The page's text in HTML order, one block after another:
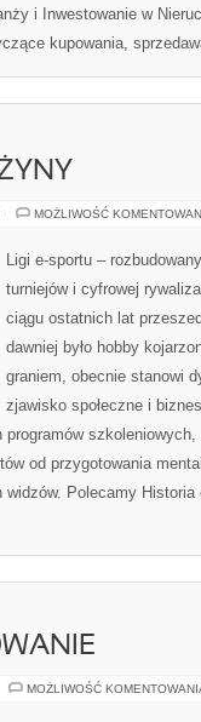
i Inwestowanie w
kupowania,
MOŻLIWOŚĆ
Ligi e-sportu –
turniejów i cyfrowej
ciągu ostatnich lat
dawniej było hobby
graniem, obecnie stanowi
zjawisko społeczne i
programów
od przygotowania
Polecamy
MOŻLIWOŚĆ